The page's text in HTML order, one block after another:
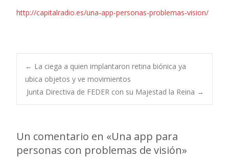
http://capitalradio.es/una-app-personas-problemas-vision/
Navegación
de
entradas
← La ciega a quien implantaron retina biónica ya
ubica objetos y ve movimientos
Junta Directiva de FEDER con su Majestad la Reina →
Un comentario en «Una app para
personas con problemas de visión»